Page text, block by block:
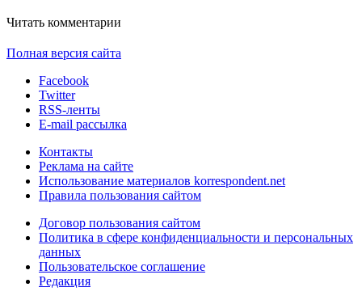
Читать комментарии
Полная версия сайта
Facebook
Twitter
RSS-ленты
E-mail рассылка
Контакты
Реклама на сайте
Использование материалов korrespondent.net
Правила пользования сайтом
Договор пользования сайтом
Политика в сфере конфиденциальности и персональных
данных
Пользовательское соглашение
Редакция